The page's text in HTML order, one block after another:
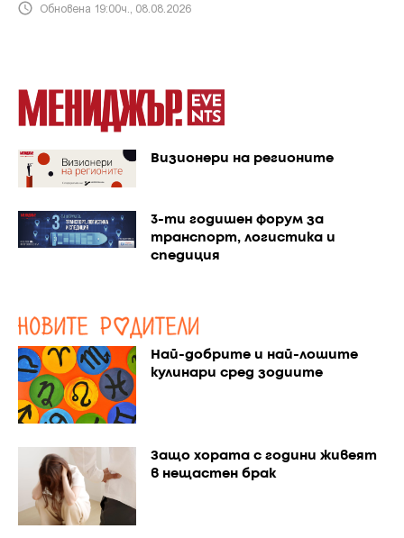
Обновена 19:00ч., 08.08.2026
Визионери на регионите
3-ти годишен форум за
транспорт, логистика и
спедиция
Най-добрите и най-лошите
кулинари сред зодиите
Защо хората с години живеят
в нещастен брак